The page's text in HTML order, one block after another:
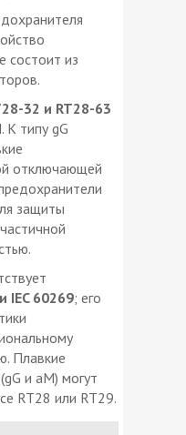
состоит из
32 и RT28-63
К типу gG
отключающей
защиты
IEC 60269; его
Плавкие
и aM) могут
RT28 или RT29.